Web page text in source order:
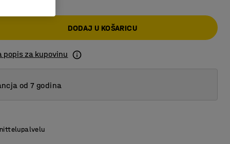
DODAJ U KOŠARICU
popis za kupovinu
od 7 godina